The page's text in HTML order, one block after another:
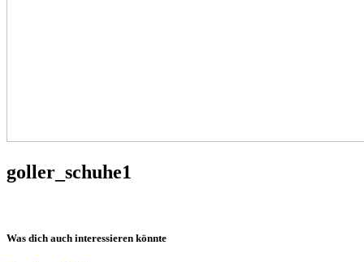
goller_schuhe1
Was dich auch interessieren könnte